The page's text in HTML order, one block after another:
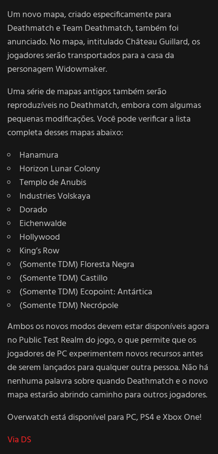
Um novo mapa, criado especificamente para
Deathmatch e Team Deathmatch, também foi
anunciado. No mapa, intitulado Château Guillard, os
jogadores serão transportados para a casa da
personagem Widowmaker.
Uma série de mapas antigos também serão
reproduzíveis no Deathmatch, embora com algumas
pequenas modificações. Você pode verificar a lista
completa desses mapas abaixo:
Hanamura
Horizon Lunar Colony
Templo de Anubis
Industries Volskaya
Dorado
Eichenwalde
Hollywood
King’s Row
(Somente TDM) Floresta Negra
(Somente TDM) Castillo
(Somente TDM) Ecopoint: Antártica
(Somente TDM) Necrópole
Ambos os novos modos devem estar disponíveis agora
no Public Test Realm do jogo, o que permite que os
jogadores de PC experimentem novos recursos antes
de serem lançados para qualquer outra pessoa. Não há
nenhuma palavra sobre quando Deathmatch e o novo
mapa estarão abrindo caminho para outros jogadores.
Overwatch está disponível para PC, PS4 e Xbox One!
Via DS